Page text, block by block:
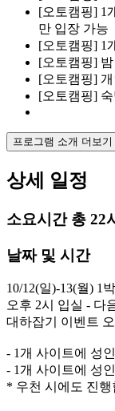
[오토캠핑] 1
만 입장 가능
[오토캠핑] 1
[오토캠핑]
[오토캠핑]
[오토캠핑]
프로그램 소개 더보기
상세 일정
소요시간 총 22
날짜 및 시간
10/12(일)-13(월) 1
오후 2시 입실 - 다
대하잡기 이벤트
- 1개 사이트에 성
- 1개 사이트에 성
* 우천 시에도 진행